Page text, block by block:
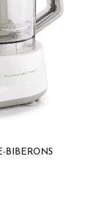
BIBERONS